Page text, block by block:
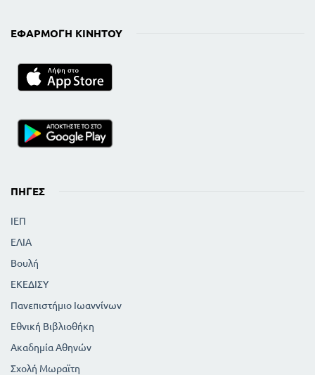
ΕΦΑΡΜΟΓΉ ΚΙΝΗΤΟΎ
ΠΗΓΈΣ
ΙΕΠ
ΕΛΙΑ
Βουλή
ΕΚΕΔΙΣΥ
Πανεπιστήμιο Ιωαννίνων
Εθνική Βιβλιοθήκη
Ακαδημία Αθηνών
Σχολή Μωραϊτη